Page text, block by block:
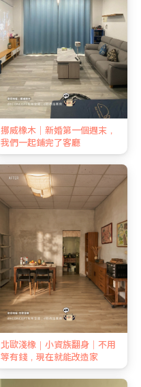
挪威橡木｜新婚第一個週末，
我們一起鋪完了客廳
北歐淺橡｜小資族翻身｜不用
等有錢，現在就能改造家